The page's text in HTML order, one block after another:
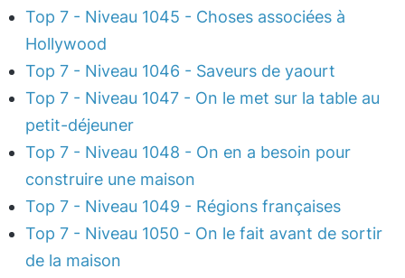
Top 7 - Niveau 1045 - Choses associées à
Hollywood
Top 7 - Niveau 1046 - Saveurs de yaourt
Top 7 - Niveau 1047 - On le met sur la table au
petit-déjeuner
Top 7 - Niveau 1048 - On en a besoin pour
construire une maison
Top 7 - Niveau 1049 - Régions françaises
Top 7 - Niveau 1050 - On le fait avant de sortir
de la maison